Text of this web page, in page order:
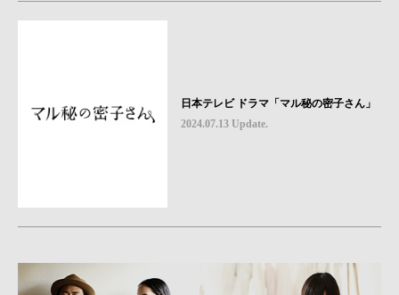
日本テレビ ドラマ「マル秘の密子さん」
2024.07.13 Update.